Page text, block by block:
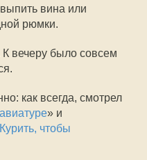
вина или
рюмки.
К вечеру было совсем
как всегда, смотрел
» и
Курить, чтобы